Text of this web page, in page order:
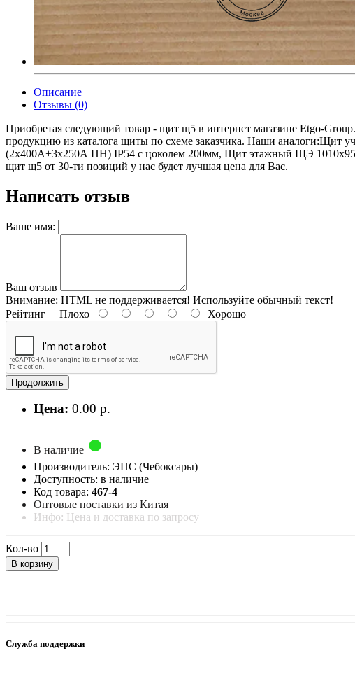
Описание
Отзывы (0)
Приобретая следующий товар - щит щ5 в интернет магазине Etgo-
продукцию из каталога щиты по схеме заказчика. Наши аналоги:Щит
(2х400А+3х250А ПН) IP54 с цоколем 200мм, Щит этажный ЩЭ
щит щ5 от 30-ти позиций у нас будет лучшая цена для Вас.
Написать отзыв
Ваше имя:
Ваш отзыв
Внимание: HTML не поддерживается! Используйте обычный текст!
Рейтинг Плохо Хорошо
Продолжить
Цена: 0.00 р.
В наличие
Производитель: ЭПС (Чебоксары)
Доступность: в наличие
Код товара: 467-4
Оптовые поставки из Китая
Инфо: Цена и доставка по запросу
Кол-во
В корзину
Служба поддержки